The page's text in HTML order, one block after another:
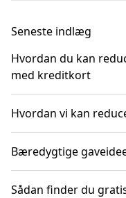
Seneste indlæg
Hvordan du kan
med kreditkort
Hvordan vi kan
Bæredygtige
Sådan finder du